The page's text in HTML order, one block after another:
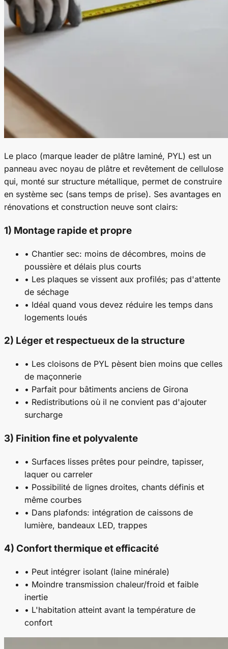
Le placo (marque leader de plâtre laminé, PYL) est un
panneau avec noyau de plâtre et revêtement de cellulose
qui, monté sur structure métallique, permet de construire
en système sec (sans temps de prise). Ses avantages en
rénovations et construction neuve sont clairs:
1) Montage rapide et propre
• Chantier sec: moins de décombres, moins de
poussière et délais plus courts
• Les plaques se vissent aux profilés; pas d'attente
de séchage
• Idéal quand vous devez réduire les temps dans
logements loués
2) Léger et respectueux de la structure
• Les cloisons de PYL pèsent bien moins que celles
de maçonnerie
• Parfait pour bâtiments anciens de Girona
• Redistributions où il ne convient pas d'ajouter
surcharge
3) Finition fine et polyvalente
• Surfaces lisses prêtes pour peindre, tapisser,
laquer ou carreler
• Possibilité de lignes droites, chants définis et
même courbes
• Dans plafonds: intégration de caissons de
lumière, bandeaux LED, trappes
4) Confort thermique et efficacité
• Peut intégrer isolant (laine minérale)
• Moindre transmission chaleur/froid et faible
inertie
• L'habitation atteint avant la température de
confort